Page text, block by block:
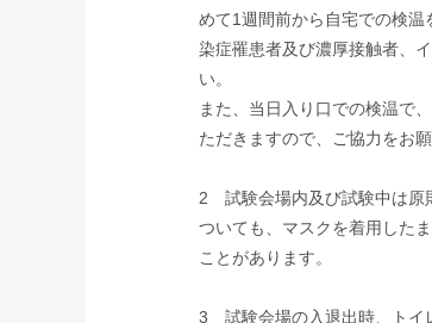
めて1週間前から自宅での検
染症罹患者及び濃厚接触者、
い。
また、当日入り口での検温で
ただきますので、ご協力をお願
2 試験会場内及び試験中は原
ついても、マスクを着用した
ことがあります。
3 試験会場の入退出時、トイ